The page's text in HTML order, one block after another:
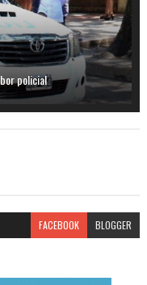
policial
FACEBOOK BLOGGER